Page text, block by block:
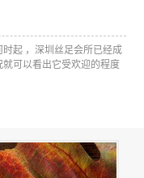
起 ，深圳丝足会所已经成
可以看出它受欢迎的程度